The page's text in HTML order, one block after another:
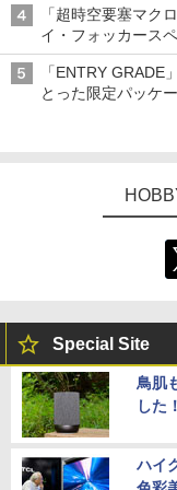
追求
「超時空要塞マク
イ・フォッカース
「ENTRY GRADE
とった限定パッケ
Special Site
鳥肌
した！
ハイ